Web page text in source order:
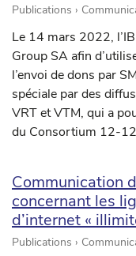
Publications ›
Le 14 mars 2022,
Group SA afin
l’envoi de dons par
spéciale par des
VRT et VTM, qui a
du Consortium 12-
Communication
concernant les
d’internet «
Publications ›